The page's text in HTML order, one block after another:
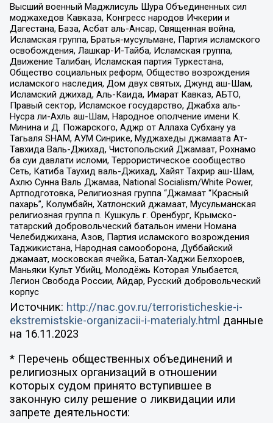
Высший военный Маджлисуль Шура Объединенных сил
моджахедов Кавказа, Конгресс народов Ичкерии и
Дагестана, База, Асбат аль-Ансар, Священная война,
Исламская группа, Братья-мусульмане, Партия исламского
освобождения, Лашкар-И-Тайба, Исламская группа,
Движение Талибан, Исламская партия Туркестана,
Общество социальных реформ, Общество возрождения
исламского наследия, Дом двух святых, Джунд аш-Шам,
Исламский джихад, Аль-Каида, Имарат Кавказ, АБТО,
Правый сектор, Исламское государство, Джабха аль-
Нусра ли-Ахль аш-Шам, Народное ополчение имени К.
Минина и Д. Пожарского, Аджр от Аллаха Субхану уа
Тагьаля SHAM, АУМ Синрике, Муджахеды джамаата Ат-
Тавхида Валь-Джихад, Чистопольский Джамаат, Рохнамо
ба суи давлати исломи, Террористическое сообщество
Сеть, Катиба Таухид валь-Джихад, Хайят Тахрир аш-Шам,
Ахлю Сунна Валь Джамаа, National Socialism/White Power,
Артподготовка, Религиозная группа “Джамаат “Красный
пахарь”, Колумбайн, Хатлонский джамаат, Мусульманская
религиозная группа п. Кушкуль г. Оренбург, Крымско-
татарский добровольческий батальон имени Номана
Челебиджихана, Азов, Партия исламского возрождения
Таджикистана, Народная самооборона, Дуббайский
джамаат, московская ячейка, Батал-Хаджи Белхороев,
Маньяки Культ Убийц, Молодёжь Которая Улыбается,
Легион Свобода России, Айдар, Русский добровольческий
корпус
Источник: http://nac.gov.ru/terroristicheskie-i-
ekstremistskie-organizacii-i-materialy.html данные
на 16.11.2023
* Перечень общественных объединений и
религиозных организаций в отношении
которых судом принято вступившее в
законную силу решение о ликвидации или
запрете деятельности: